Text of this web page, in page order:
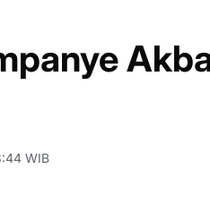
WIB